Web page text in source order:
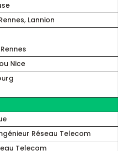
Lannion
Nice
Réseau Telecom
Telecom